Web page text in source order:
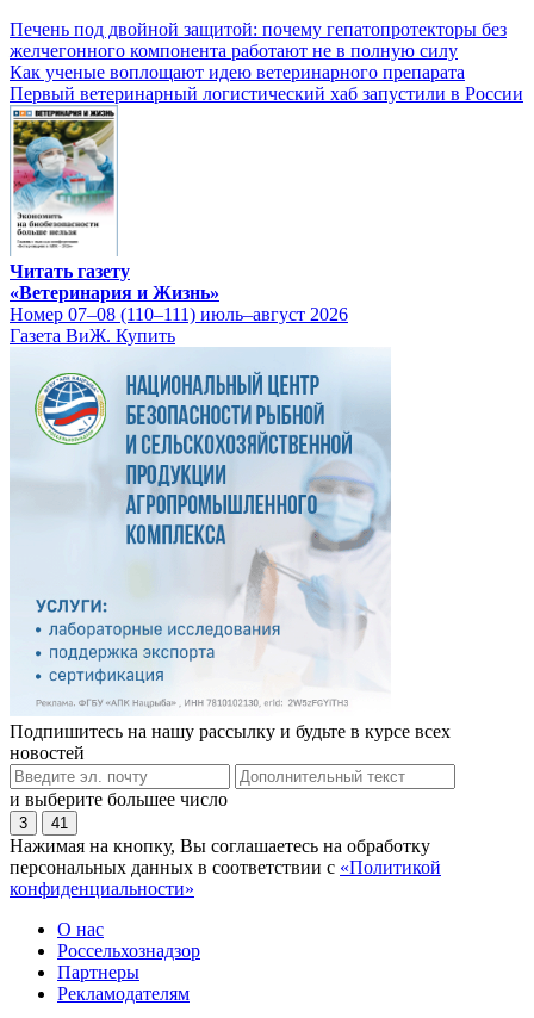
Печень под двойной защитой: почему гепатопротекторы без
желчегонного компонента работают не в полную силу
Как ученые воплощают идею ветеринарного препарата
Первый ветеринарный логистический хаб запустили в России
Читать газету
«Ветеринария и Жизнь»
Номер 07–08 (110–111) июль–август 2026
Газета ВиЖ. Купить
Подпишитесь на нашу рассылку и будьте в курсе всех
новостей
и выберите большее число
3 41
Нажимая на кнопку, Вы соглашаетесь на обработку
персональных данных в соответствии с «Политикой
конфиденциальности»
О нас
Россельхознадзор
Партнеры
Рекламодателям